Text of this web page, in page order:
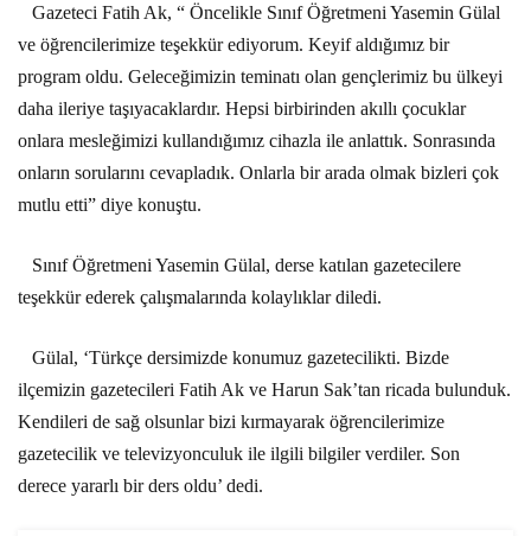
Gazeteci Fatih Ak, “ Öncelikle Sınıf Öğretmeni Yasemin Gülal
ve öğrencilerimize teşekkür ediyorum. Keyif aldığımız bir
program oldu. Geleceğimizin teminatı olan gençlerimiz bu ülkeyi
daha ileriye taşıyacaklardır. Hepsi birbirinden akıllı çocuklar
onlara mesleğimizi kullandığımız cihazla ile anlattık. Sonrasında
onların sorularını cevapladık. Onlarla bir arada olmak bizleri çok
mutlu etti” diye konuştu.
Sınıf Öğretmeni Yasemin Gülal, derse katılan gazetecilere
teşekkür ederek çalışmalarında kolaylıklar diledi.
Gülal, ‘Türkçe dersimizde konumuz gazetecilikti. Bizde
ilçemizin gazetecileri Fatih Ak ve Harun Sak’tan ricada bulunduk.
Kendileri de sağ olsunlar bizi kırmayarak öğrencilerimize
gazetecilik ve televizyonculuk ile ilgili bilgiler verdiler. Son
derece yararlı bir ders oldu’ dedi.